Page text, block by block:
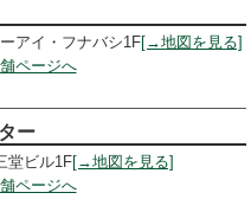
アイ・フナバシ1F[→地図を見る]
ページへ
ー
堂ビル1F[→地図を見る]
ページへ